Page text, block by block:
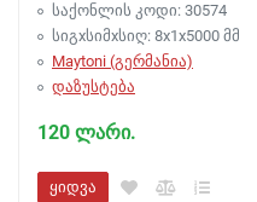
საქონლის კოდი: 30574
სიგxსიმxსიღ: 8x1x5000 მმ
Maytoni (გერმანია)
დაზუსტება
120 ლარი.
ყიდვა